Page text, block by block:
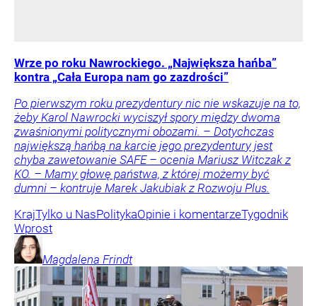
Wrze po roku Nawrockiego. „Największa hańba”
kontra „Cała Europa nam go zazdrości”
Po pierwszym roku prezydentury nic nie wskazuje na to,
żeby Karol Nawrocki wyciszył spory między dwoma
zwaśnionymi politycznymi obozami. – Dotychczas
największą hańbą na karcie jego prezydentury jest
chyba zawetowanie SAFE – ocenia Mariusz Witczak z
KO. – Mamy głowę państwa, z której możemy być
dumni – kontruje Marek Jakubiak z Rozwoju Plus.
KrajTylko u NasPolitykaOpinie i komentarzeTygodnik
Wprost
Magdalena Frindt